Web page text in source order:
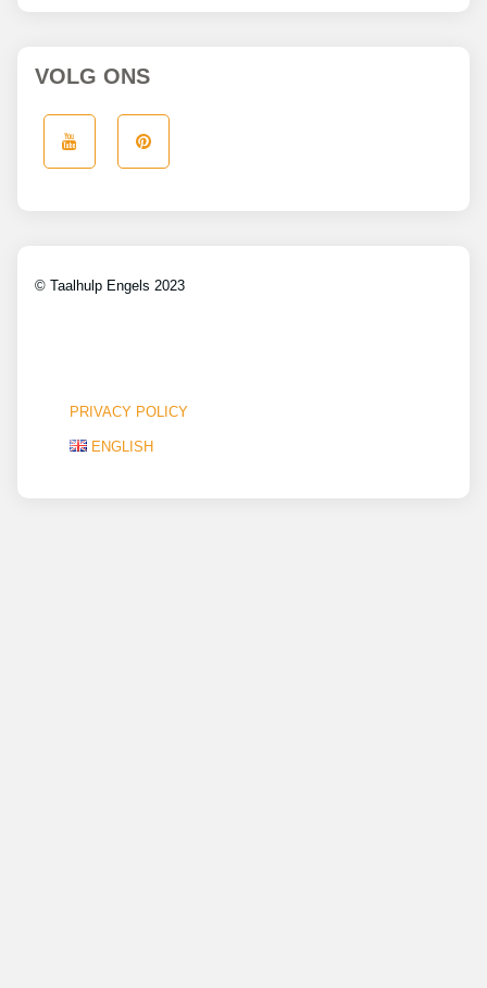
VOLG ONS
© Taalhulp Engels 2023
PRIVACY POLICY
ENGLISH